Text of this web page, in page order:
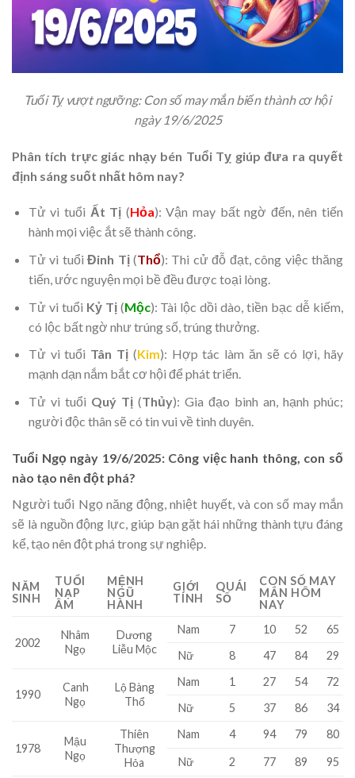
Tuổi Tỵ vượt ngưỡng: Con số may mắn biến thành cơ hội
ngày 19/6/2025
Phân tích trực giác nhạy bén Tuổi Tỵ giúp đưa ra quyết
định sáng suốt nhất hôm nay?
Tử vi tuổi Ất Tị (Hỏa): Vận may bất ngờ đến, nên tiến
hành mọi việc ắt sẽ thành công.
Tử vi tuổiĐinh Tị(Thổ): Thi cử đỗ đạt, công việc thăng
tiến, ước nguyện mọi bề đều được toại lòng.
Tử vi tuổi Kỷ Tị (Mộc): Tài lộc dồi dào, tiền bạc dễ kiếm,
có lộc bất ngờ như trúng số, trúng thưởng.
Tử vi tuổi Tân Tị(Kim): Hợp tác làm ăn sẽ có lợi, hãy
mạnh dạn nắm bắt cơ hội để phát triển.
Tử vi tuổi Quý Tị(Thủy): Gia đạo bình an, hạnh phúc;
người độc thân sẽ có tin vui về tình duyên.
Tuổi Ngọ ngày 19/6/2025: Công việc hanh thông, con số
nào tạo nên đột phá?
Người tuổi Ngọ năng động, nhiệt huyết, và con số may mắn
sẽ là nguồn động lực, giúp bạn gặt hái những thành tựu đáng
kể, tạo nên đột phá trong sự nghiệp.
NĂM
SINH
TUỔI
NẠP
ÂM
MỆNH
NGŨ
HÀNH
GIỚI
TÍNH
QUÁI
SỐ
CON SỐ MAY
MẮN HÔM
NAY
2002
Nhâm
Ngọ
Dương
Liễu Mộc
Nam 7 10 52
65
Nữ
8 47 84 29
1990
Canh
Ngọ
Lộ Bàng
Thổ
Nam 1 27 54
72
Nữ
5 37 86 34
1978
Mậu
Ngọ
Thiên
Thượng
Hỏa
Nam 4 94 79 80
Nữ 2 77 89 95